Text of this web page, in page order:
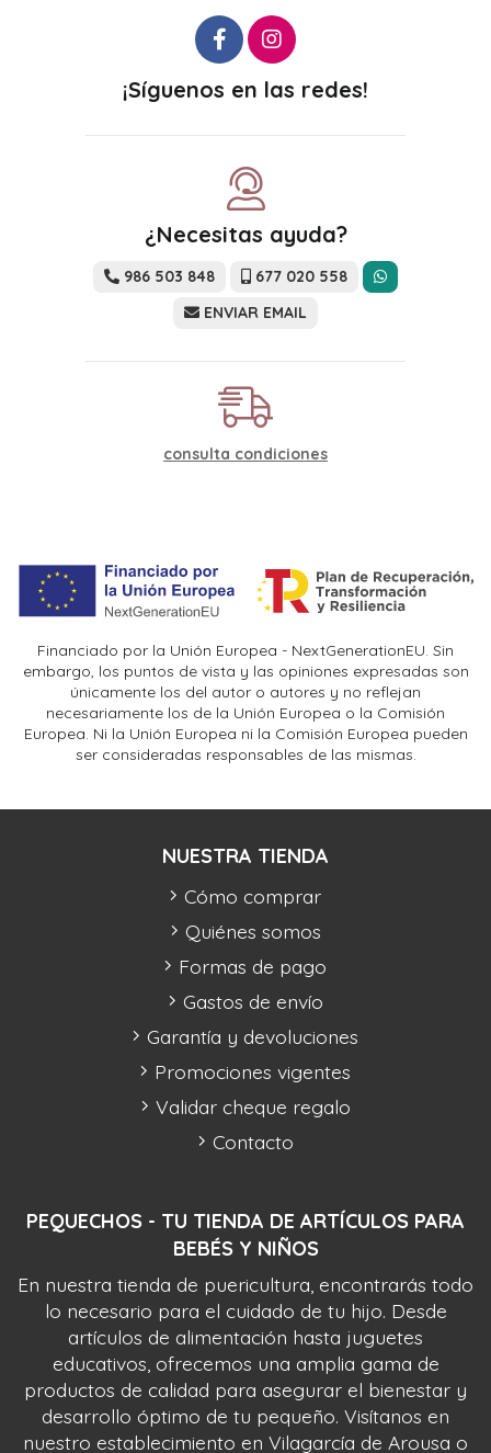
¡Síguenos en las redes!
¿Necesitas ayuda?
986 503 848
677 020 558
ENVIAR EMAIL
consulta condiciones
Financiado por la Unión Europea - NextGenerationEU. Sin
embargo, los puntos de vista y las opiniones expresadas son
únicamente los del autor o autores y no reflejan
necesariamente los de la Unión Europea o la Comisión
Europea. Ni la Unión Europea ni la Comisión Europea pueden
ser consideradas responsables de las mismas.
PEQUECHOS - TU TIENDA DE ARTÍCULOS PARA
BEBÉS Y NIÑOS
En nuestra tienda de puericultura, encontrarás todo
lo necesario para el cuidado de tu hijo. Desde
artículos de alimentación hasta juguetes
educativos, ofrecemos una amplia gama de
productos de calidad para asegurar el bienestar y
desarrollo óptimo de tu pequeño. Visítanos en
nuestro establecimiento en Vilagarcía de Arousa o
NUESTRA TIENDA
Cómo comprar
Quiénes somos
Formas de pago
Gastos de envío
Garantía y devoluciones
Promociones vigentes
Validar cheque regalo
Contacto